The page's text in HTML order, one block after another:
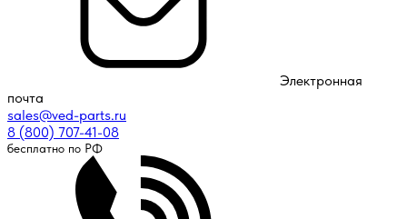
Электронная
почта
sales@ved-parts.ru
8 (800) 707-41-08
бесплатно по РФ